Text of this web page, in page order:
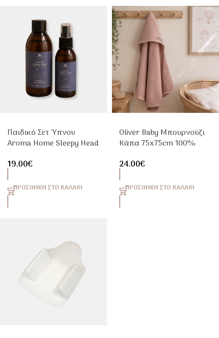
Παιδικό Σετ Ύπνου
Aroma Home Sleepy Head
Mist
19.00€
ΠΡΟΣΘΉΚΗ ΣΤΟ ΚΑΛΆΘΙ
Oliver Baby Μπουρνούζι
Κάπα 75x75cm 100%
24.00€
ΠΡΟΣΘΉΚΗ ΣΤΟ ΚΑΛΆΘΙ